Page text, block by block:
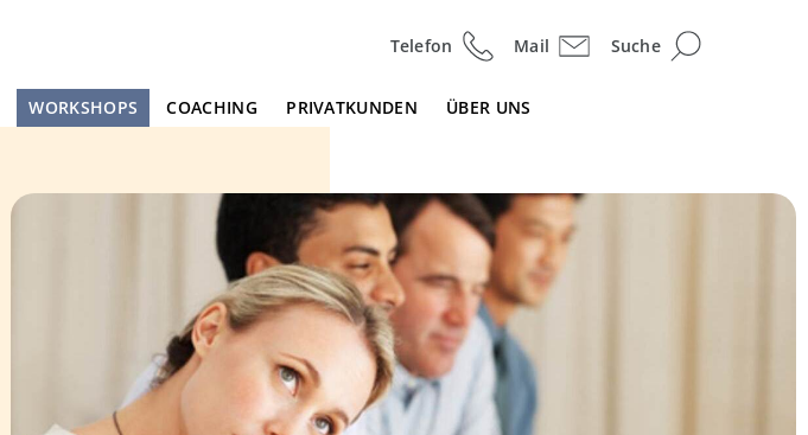
Telefon Mail Suche
WORKSHOPS COACHING PRIVATKUNDEN ÜBER UNS